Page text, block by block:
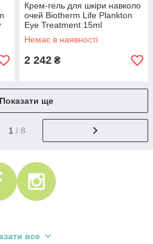
Крем-гель для шкіри навколо
очей Biotherm Life Plankton
Eye Treatment 15ml
(3614272360037)
Немає в наявності
2 242 ₴
Показати ще
1 / 8
все